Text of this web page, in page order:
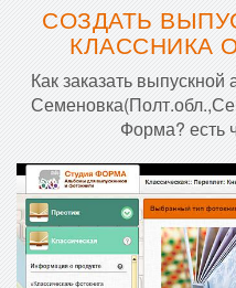
СОЗДАТЬ
КЛАССНИКА
Как заказать
Форма? есть